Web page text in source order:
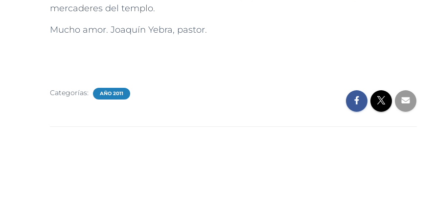
mercaderes del templo.
Mucho amor. Joaquín Yebra, pastor.
Categorías: AÑO 2011